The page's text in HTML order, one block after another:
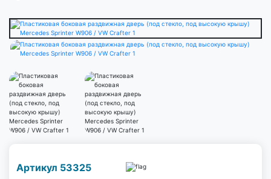
Артикул 53325